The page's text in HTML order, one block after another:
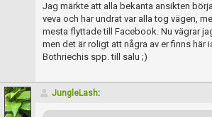
Jag märkte att alla bekanta ansikten
veva och har undrat var alla tog vägen,
mesta flyttade till Facebook. Nu vägrar
men det är roligt att några av er finns här
Bothriechis spp. till salu ;)
JungleLash: